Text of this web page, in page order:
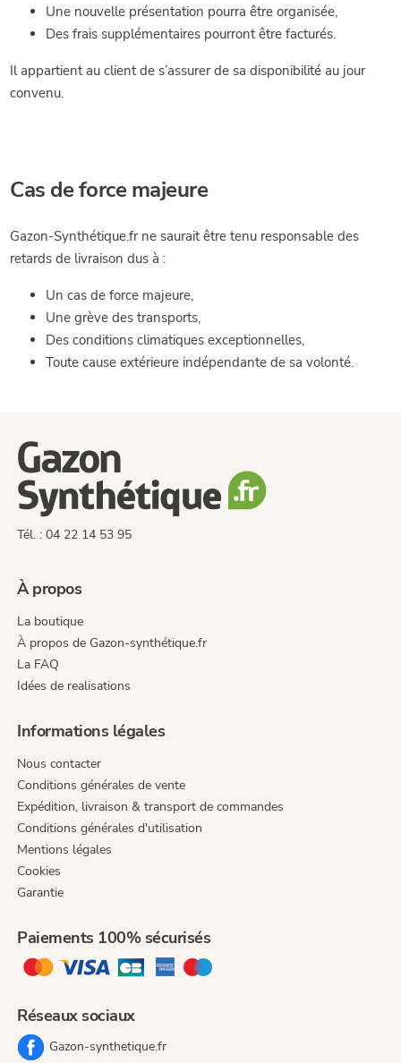
Une nouvelle présentation pourra être organisée,
Des frais supplémentaires pourront être facturés.
Il appartient au client de s’assurer de sa disponibilité au jour
convenu.
Cas de force majeure
Gazon-Synthétique.fr ne saurait être tenu responsable des
retards de livraison dus à :
Un cas de force majeure,
Une grève des transports,
Des conditions climatiques exceptionnelles,
Toute cause extérieure indépendante de sa volonté.
Tél. : 04 22 14 53 95
À propos
La boutique
À propos de Gazon-synthétique.fr
La FAQ
Idées de realisations
Informations légales
Nous contacter
Conditions générales de vente
Expédition, livraison & transport de commandes
Conditions générales d'utilisation
Mentions légales
Cookies
Garantie
Paiements 100% sécurisés
Réseaux sociaux
Gazon-synthetique.fr